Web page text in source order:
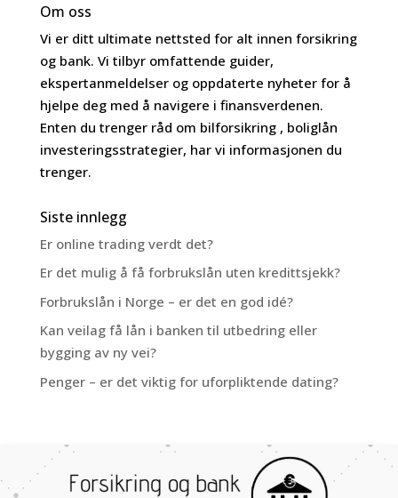
Om oss
Vi er ditt ultimate nettsted for alt innen forsikring
og bank. Vi tilbyr omfattende guider,
ekspertanmeldelser og oppdaterte nyheter for å
hjelpe deg med å navigere i finansverdenen.
Enten du trenger råd om bilforsikring , boliglån
investeringsstrategier, har vi informasjonen du
trenger.
Siste innlegg
Er online trading verdt det?
Er det mulig å få forbrukslån uten kredittsjekk?
Forbrukslån i Norge – er det en god idé?
Kan veilag få lån i banken til utbedring eller
bygging av ny vei?
Penger – er det viktig for uforpliktende dating?